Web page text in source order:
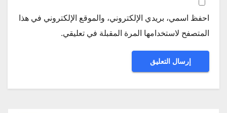
احفظ اسمي، بريدي الإلكتروني، والموقع الإلكتروني في هذا
المتصفح لاستخدامها المرة المقبلة في تعليقي.